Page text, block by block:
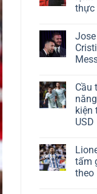
thực
Cầu
kiện
USD
tấm
theo